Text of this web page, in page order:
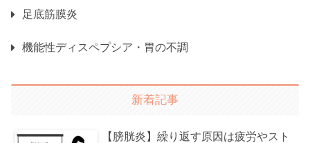
足底筋膜炎
機能性ディスペプシア・胃の不調
新着記事
【膀胱炎】繰り返す原因は疲労やスト